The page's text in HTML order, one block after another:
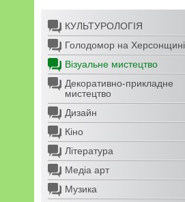
КУЛЬТУРОЛОГІЯ
Голодомор на Херсонщині
Візуальне мистецтво
Декоративно-прикладне
мистецтво
Дизайн
Кіно
Література
Медіа арт
Музика